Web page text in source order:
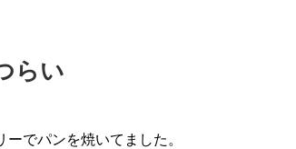
らい
でパンを焼いてました。